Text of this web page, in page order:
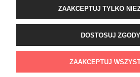
Sklep z zegarkami Cykadia | Godlewo-
720 808 878
ZAAKCEPTUJ TYLKO
DOSTOSUJ ZGODY
ZAAKCEPTUJ